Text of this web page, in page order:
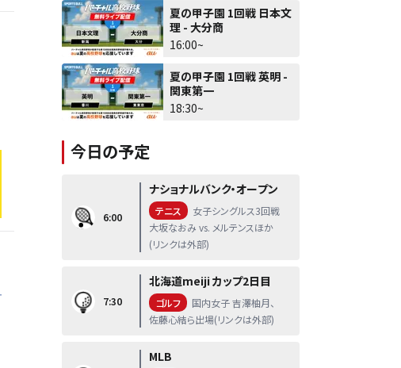
夏の甲子園 1回戦 日本文
理 - 大分商
16:00~
夏の甲子園 1回戦 英明 -
関東第一
18:30~
今日の予定
6:00
ナショナルバンク・オープン
テニス
女子シングルス3回戦
大坂なおみ vs. メルテンスほか
(リンクは外部)
7:30
北海道meiji カップ2日目
ゴルフ
国内女子 吉澤柚月、
佐藤心結ら出場(リンクは外部)
MLB